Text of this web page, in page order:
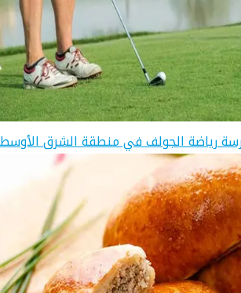
رياضة الجولف في منطقة الشرق الأوسط